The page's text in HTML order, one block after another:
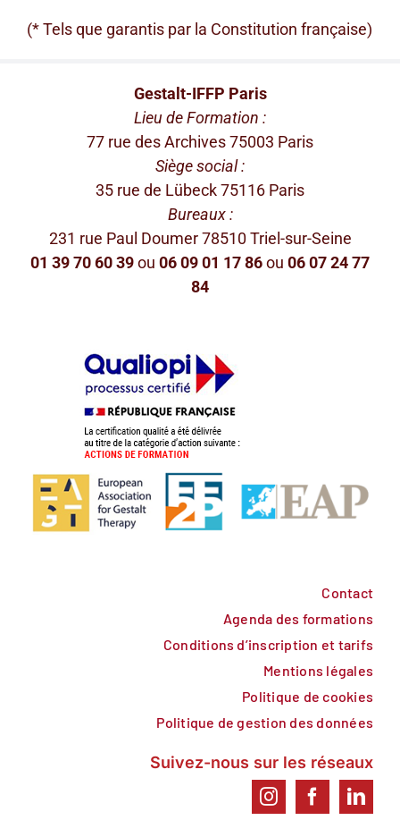
(* Tels que garantis par la Constitution française)
Gestalt-IFFP Paris
Lieu de Formation :
77 rue des Archives 75003 Paris
Siège social :
35 rue de Lübeck 75116 Paris
Bureaux :
231 rue Paul Doumer 78510 Triel-sur-Seine
01 39 70 60 39ou 06 09 01 17 86ou 06 07 24 77
84
Contact
Agenda des formations
Conditions d’inscription et tarifs
Mentions légales
Politique de cookies
Politique de gestion des données
Suivez-nous sur les réseaux